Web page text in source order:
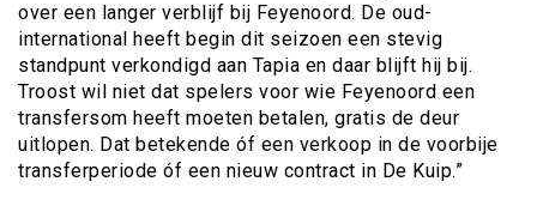
over een langer verblijf bij Feyenoord. De oud-
international heeft begin dit seizoen een stevig
standpunt verkondigd aan Tapia en daar blijft hij bij.
Troost wil niet dat spelers voor wie Feyenoord een
transfersom heeft moeten betalen, gratis de deur
uitlopen. Dat betekende óf een verkoop in de voorbije
transferperiode óf een nieuw contract in De Kuip.”